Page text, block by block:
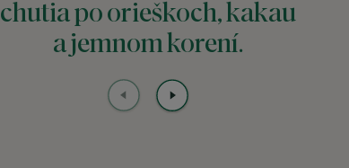
chutia po orieškoch, kakau
a jemnom korení.